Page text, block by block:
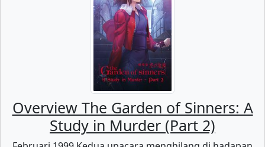
Overview The Garden of Sinners: A
Study in Murder (Part 2)